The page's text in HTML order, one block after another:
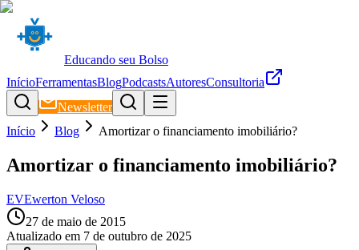
Educando seu Bolso
InícioFerramentasBlogPodcastsAutoresConsultoria
Newsletter
Início
Blog Amortizar o financiamento imobiliário?
Amortizar o financiamento imobiliário?
EVEwerton Veloso
27 de maio de 2015
Atualizado em 7 de outubro de 2025